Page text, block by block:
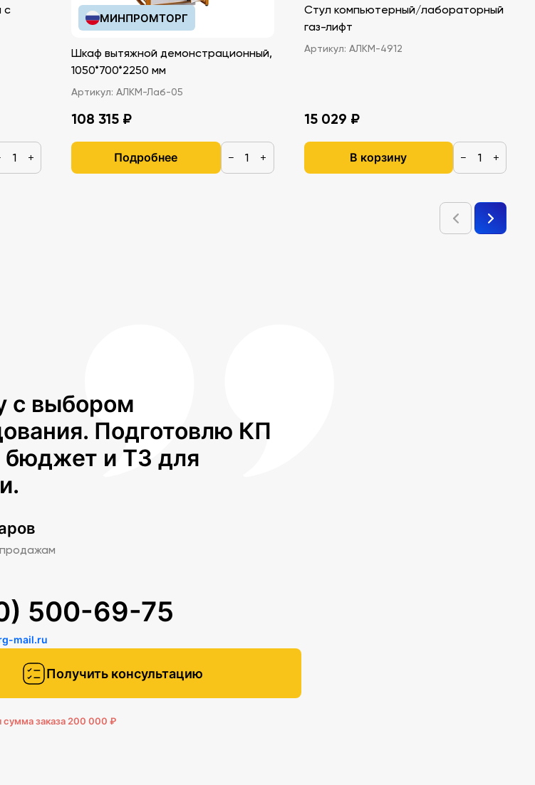
с
+
МИНПРОМТОРГ
Шкаф вытяжной демонстрационный,
1050*700*2250 мм
Артикул: АЛКМ-Лаб-05
108 315 ₽
Подробнее − +
Стул компьютерный/лабораторный
газ-лифт
Артикул: АЛКМ-4912
15 029 ₽
В корзину − +
с выбором
Подготовлю КП
бюджет и ТЗ для
Получить консультацию
500-69-75
mail.ru
заказа 200 000 ₽